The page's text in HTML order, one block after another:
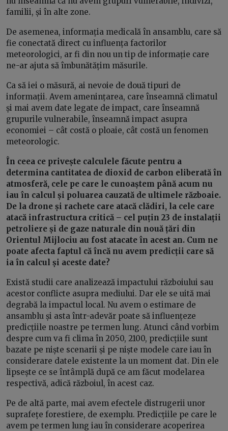
familii, și în alte zone.
De asemenea, informația medicală în ansamblu, care să
fie conectată direct cu influența factorilor
meteorologici, ar fi din nou un tip de informație care
ne-ar ajuta să îmbunătățim măsurile.
Ca să iei o măsură, ai nevoie de două tipuri de
informații. Avem amenințarea, care înseamnă climatul
și mai avem date legate de impact, care înseamnă
grupurile vulnerabile, înseamnă impact asupra
economiei – cât costă o ploaie, cât costă un fenomen
meteorologic.
În ceea ce privește calculele făcute pentru a
determina cantitatea de dioxid de carbon eliberată în
atmosferă, cele pe care le cunoaștem până acum nu
iau în calcul și poluarea cauzată de ultimele războaie.
De la drone și rachete care atacă clădiri, la cele care
atacă infrastructura critică – cel puțin 23 de instalații
petroliere și de gaze naturale din nouă țări din
Orientul Mijlociu au fost atacate în acest an. Cum ne
poate afecta faptul că încă nu avem predicții care să
ia în calcul și aceste date?
Există studii care analizează impactului războiului sau
acestor conflicte asupra mediului. Dar ele se uită mai
degrabă la impactul local. Nu avem o estimare de
ansamblu și asta într-adevăr poate să influențeze
predicțiile noastre pe termen lung. Atunci când vorbim
despre cum va fi clima în 2050, 2100, predicțiile sunt
bazate pe niște scenarii și pe niște modele care iau în
considerare datele existente la un moment dat. Din ele
lipsește ce se întâmplă după ce am făcut modelarea
respectivă, adică războiul, în acest caz.
Pe de altă parte, mai avem efectele distrugerii unor
suprafețe forestiere, de exemplu. Predicțiile pe care le
avem pe termen lung iau în considerare acoperirea